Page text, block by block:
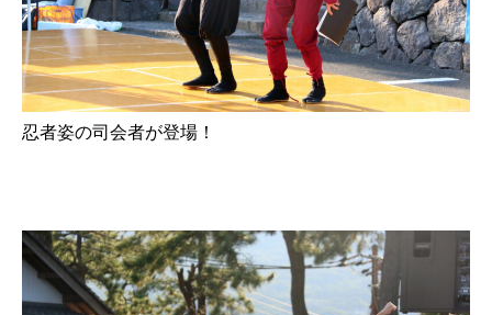
忍者姿の司会者が登場！